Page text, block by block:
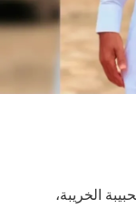
الخريبة،